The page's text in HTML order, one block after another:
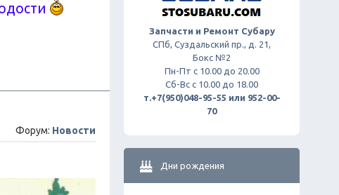
Форум: Новости
Запчасти и Ремонт Субару
СПб, Суздальский пр., д. 21,
Бокс №2
Пн-Пт с 10.00 до 20.00
Сб-Вс с 10.00 до 18.00
т.+7(950)048-95-55 или 952-00-
70
Дни рождения